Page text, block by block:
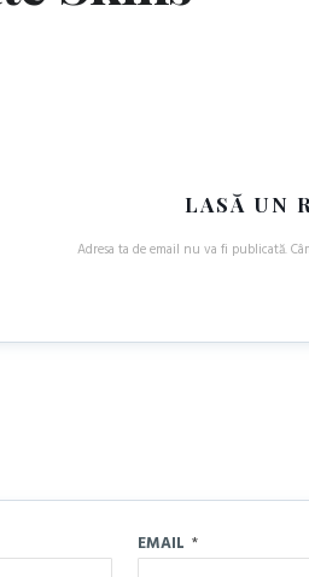
LASĂ UN
Adresa ta de email nu va fi publicată.
EMAIL *